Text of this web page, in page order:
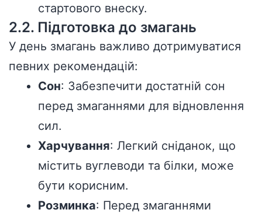
стартового внеску.
2.2. Підготовка до змагань
У день змагань важливо дотримуватися
певних рекомендацій:
Сон: Забезпечити достатній сон
перед змаганнями для відновлення
сил.
Харчування: Легкий сніданок, що
містить вуглеводи та білки, може
бути корисним.
Розминка: Перед змаганнями